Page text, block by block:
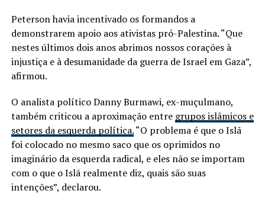
Peterson havia incentivado os formandos a
demonstrarem apoio aos ativistas pró-Palestina. “Que
nestes últimos dois anos abrimos nossos corações à
injustiça e à desumanidade da guerra de Israel em Gaza”,
afirmou.
O analista político Danny Burmawi, ex-muçulmano,
também criticou a aproximação entre grupos islâmicos e
setores da esquerda política.“O problema é que o Islã
foi colocado no mesmo saco que os oprimidos no
imaginário da esquerda radical, e eles não se importam
com o que o Islã realmente diz, quais são suas
intenções”, declarou.